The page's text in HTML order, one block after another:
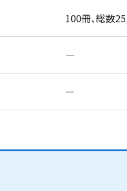
100冊、総数
―
―